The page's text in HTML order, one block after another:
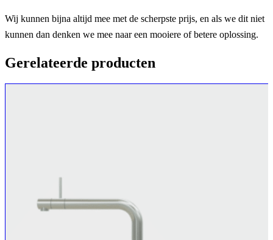
Wij kunnen bijna altijd mee met de scherpste prijs, en als we dit niet
kunnen dan denken we mee naar een mooiere of betere oplossing.
Gerelateerde producten